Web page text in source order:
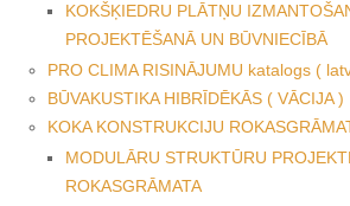
KOKŠĶIEDRU PLĀTŅU
PROJEKTĒŠANĀ UN BŪVNIECĪBĀ
PRO CLIMA RISINĀJUMU katalogs (
BŪVAKUSTIKA HIBRĪDĒKĀS ( VĀCIJA )
KOKA KONSTRUKCIJU
MODULĀRU STRUKTŪRU
ROKASGRĀMATA